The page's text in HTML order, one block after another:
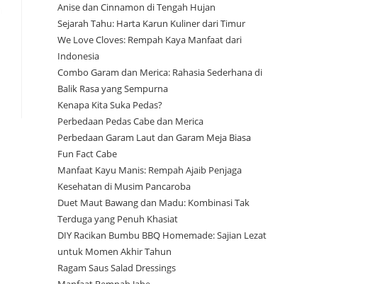
Anise dan Cinnamon di Tengah Hujan
Sejarah Tahu: Harta Karun Kuliner dari Timur
We Love Cloves: Rempah Kaya Manfaat dari
Indonesia
Combo Garam dan Merica: Rahasia Sederhana di
Balik Rasa yang Sempurna
Kenapa Kita Suka Pedas?
Perbedaan Pedas Cabe dan Merica
Perbedaan Garam Laut dan Garam Meja Biasa
Fun Fact Cabe
Manfaat Kayu Manis: Rempah Ajaib Penjaga
Kesehatan di Musim Pancaroba
Duet Maut Bawang dan Madu: Kombinasi Tak
Terduga yang Penuh Khasiat
DIY Racikan Bumbu BBQ Homemade: Sajian Lezat
untuk Momen Akhir Tahun
Ragam Saus Salad Dressings